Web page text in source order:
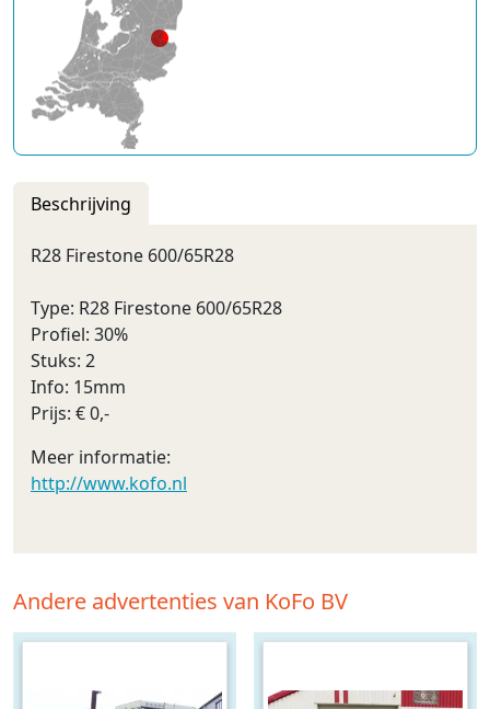
Beschrijving
R28 Firestone 600/65R28
Type: R28 Firestone 600/65R28
Profiel: 30%
Stuks: 2
Info: 15mm
Prijs: € 0,-
Meer informatie:
http://www.kofo.nl
Andere advertenties van KoFo BV